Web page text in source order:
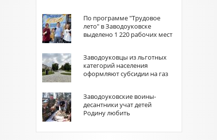
По программе "Трудовое
лето" в Заводоуковске
выделено 1 220 рабочих мест
Заводоуковцы из льготных
категорий населения
оформляют субсидии на газ
Заводоуковские воины-
десантники учат детей
Родину любить